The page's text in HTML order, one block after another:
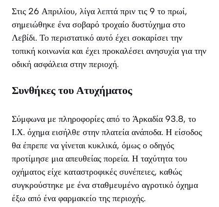
Στις 26 Απριλίου, λίγα λεπτά πριν τις 9 το πρωί,
σημειώθηκε ένα σοβαρό τροχαίο δυστύχημα στο
Λεβίδι. Το περιστατικό αυτό έχει σοκαρίσει την
τοπική κοινωνία και έχει προκαλέσει ανησυχία για την
οδική ασφάλεια στην περιοχή.
Συνθήκες του Ατυχήματος
Σύμφωνα με πληροφορίες από το Άρκαδία 93.8, το
Ι.Χ. όχημα εισήλθε στην πλατεία ανάποδα. Η είσοδος
θα έπρεπε να γίνεται κυκλικά, όμως ο οδηγός
προτίμησε μια απευθείας πορεία. Η ταχύτητα του
οχήματος είχε καταστροφικές συνέπειες, καθώς
συγκρούστηκε με ένα σταθμευμένο αγροτικό όχημα
έξω από ένα φαρμακείο της περιοχής.